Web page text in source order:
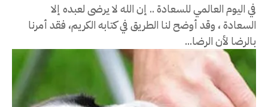
في اليوم العالمي للسعادة .. إن الله لا يرضى لعبده إلا
السعادة ، وقد أوضح لنا الطريق في كتابه الكريم، فقد أمرنا
بالرضا لأن الرضا...